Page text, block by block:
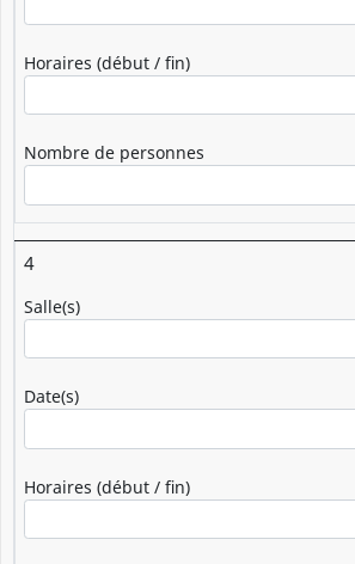
Horaires (début / fin)
Nombre de personnes
4
Salle(s)
Date(s)
Horaires (début / fin)